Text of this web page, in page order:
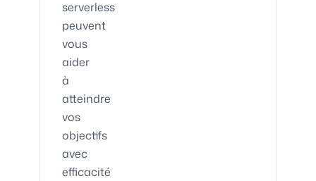
serverless
peuvent
vous
aider
à
atteindre
vos
objectifs
avec
efficacité